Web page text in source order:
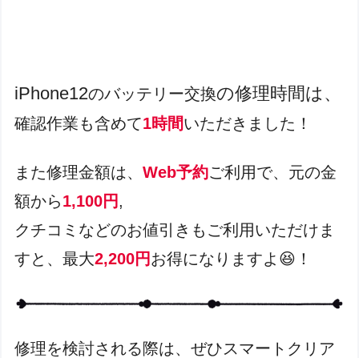
iPhone12のバッテリー交換の修理時間は、
確認作業も含めて1時間いただきました！
また修理金額は、Web予約ご利用で、元の金
額から1,100円,
クチコミなどのお値引きもご利用いただけま
すと、最大2,200円 お得になりますよ😆！
修理を検討される際は、ぜひスマートクリア